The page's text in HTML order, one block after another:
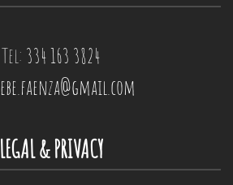
Tel: 334 163 3824
ebe.faenza@gmail.com
LEGAL & PRIVACY